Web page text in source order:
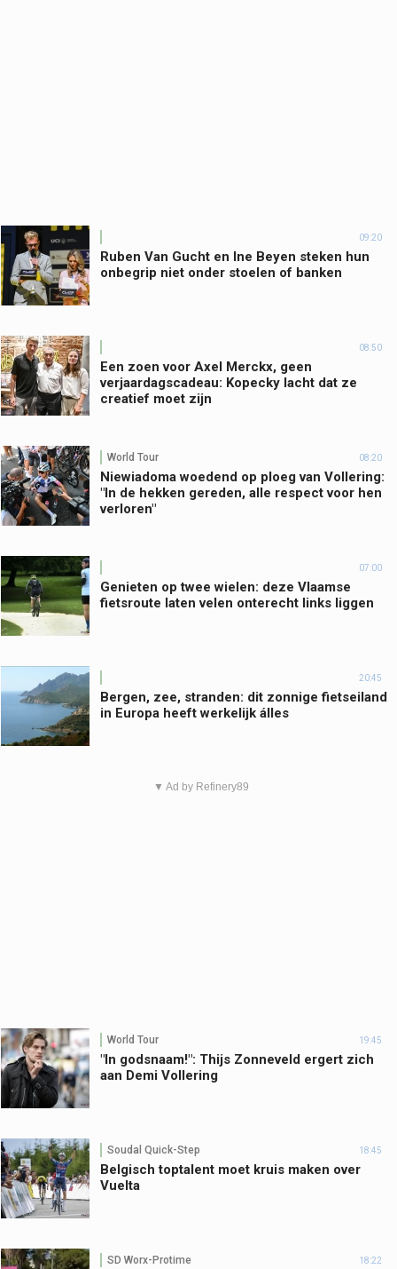
09:20
Ruben Van Gucht en Ine Beyen steken hun
onbegrip niet onder stoelen of banken
08:50
Een zoen voor Axel Merckx, geen
verjaardagscadeau: Kopecky lacht dat ze
creatief moet zijn
World Tour 08:20
Niewiadoma woedend op ploeg van Vollering:
"In de hekken gereden, alle respect voor hen
verloren"
07:00
Genieten op twee wielen: deze Vlaamse
fietsroute laten velen onterecht links liggen
20:45
Bergen, zee, stranden: dit zonnige fietseiland
in Europa heeft werkelijk álles
▼ Ad by Refinery89
World Tour 19:45
"In godsnaam!": Thijs Zonneveld ergert zich
aan Demi Vollering
Soudal Quick-Step 18:45
Belgisch toptalent moet kruis maken over
Vuelta
SD Worx-Protime 18:22